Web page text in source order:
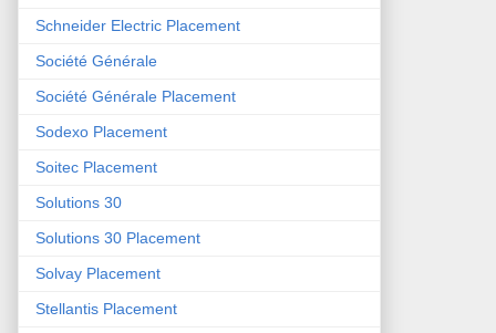
Schneider Electric Placement
Société Générale
Société Générale Placement
Sodexo Placement
Soitec Placement
Solutions 30
Solutions 30 Placement
Solvay Placement
Stellantis Placement